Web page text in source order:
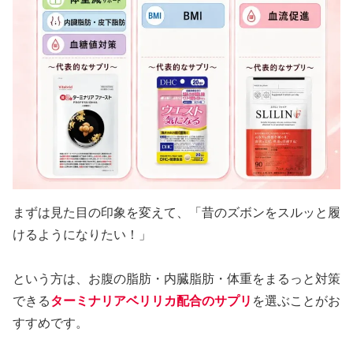
まずは見た目の印象を変えて、「昔のズボンをスルッと履
けるようになりたい！」
という方は、お腹の脂肪・内臓脂肪・体重をまるっと対策
できるターミナリアベリリカ配合のサプリ を選ぶことがお
すすめです。